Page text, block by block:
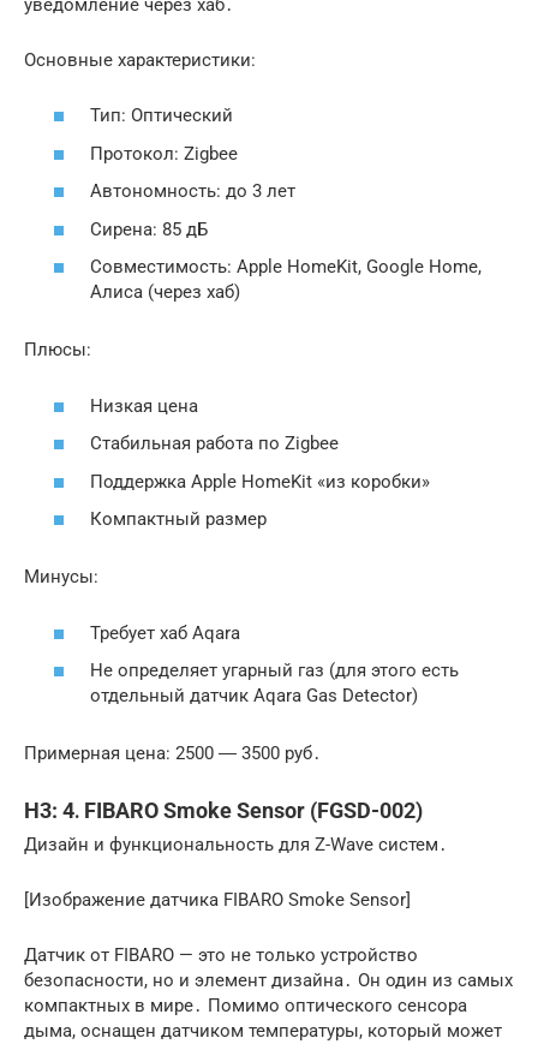
Основные характеристики:
Тип: Оптический
Протокол: Zigbee
Автономность: до 3 лет
Сирена: 85 дБ
Совместимость: Apple HomeKit, Google Home,
Алиса (через хаб)
Плюсы:
Низкая цена
Стабильная работа по Zigbee
Поддержка Apple HomeKit «из коробки»
Компактный размер
Минусы:
Требует хаб Aqara
Не определяет угарный газ (для этого есть
отдельный датчик Aqara Gas Detector)
Примерная цена: 2500 ― 3500 руб․
H3: 4․ FIBARO Smoke Sensor (FGSD-002)
Дизайн и функциональность для Z-Wave систем․
[Изображение датчика FIBARO Smoke Sensor]
Датчик от FIBARO — это не только устройство
безопасности, но и элемент дизайна․ Он один из самых
компактных в мире․ Помимо оптического сенсора
дыма, оснащен датчиком температуры, который может